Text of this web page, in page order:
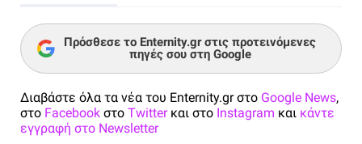
Πρόσθεσε το Enternity.gr στις προτεινόμενες
πηγές σου στη Google
Διαβάστε όλα τα νέα του Enternity.gr στο Google News,
στο Facebook στο Twitterκαι στο Instagram και κάντε
εγγραφή στο Newsletter